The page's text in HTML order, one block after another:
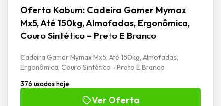
Oferta Kabum: Cadeira Gamer Mymax
Mx5, Até 150kg, Almofadas, Ergonômica,
Couro Sintético – Preto E Branco
Cadeira Gamer Mymax Mx5, Até 150kg, Almofadas,
Ergonômica, Couro Sintético - Preto E Branco
376 usados hoje
Ver Oferta